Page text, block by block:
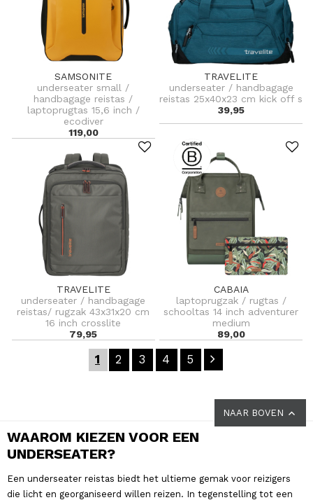
SAMSONITE
underseater small /
handbagage reistas /
laptoprugtas 15,6 inch /
ecodiver
119,00
TRAVELITE
underseater / handbagage
reistas 25x40x23 cm kick off s
39,95
TRAVELITE
underseater / handbagage
reistas/ rugzak 43x31x20 cm
16 inch crosslite
79,95
CABAIA
laptoprugzak / rugtas /
schooltas 14 inch adventurer
medium
89,00
1 2 3 4 5
NAAR BOVEN
WAAROM KIEZEN VOOR EEN
UNDERSEATER?
Een underseater reistas biedt het ultieme gemak voor reizigers
die licht en georganiseerd willen reizen. In tegenstelling tot een